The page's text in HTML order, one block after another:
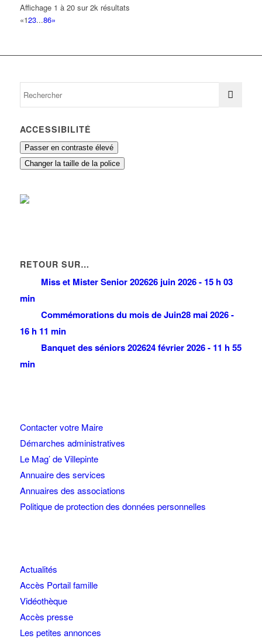
Affichage 1 à 20 sur 2k résultats
«123...86»
ACCESSIBILITÉ
Passer en contraste élevé
Changer la taille de la police
RETOUR SUR…
Miss et Mister Senior 202626 juin 2026 - 15 h 03
min
Commémorations du mois de Juin28 mai 2026 -
16 h 11 min
Banquet des séniors 202624 février 2026 - 11 h 55
min
Contacter votre Maire
Démarches administratives
Le Mag’ de Villepinte
Annuaire des services
Annuaires des associations
Politique de protection des données personnelles
Actualités
Accès Portail famille
Vidéothèque
Accès presse
Les petites annonces